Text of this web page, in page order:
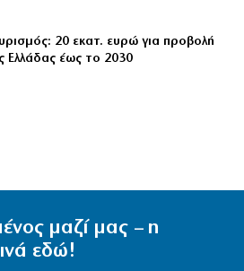
20 εκατ. ευρώ για προβολή
Ελλάδας έως το 2030
μαζί μας – η
εδώ!